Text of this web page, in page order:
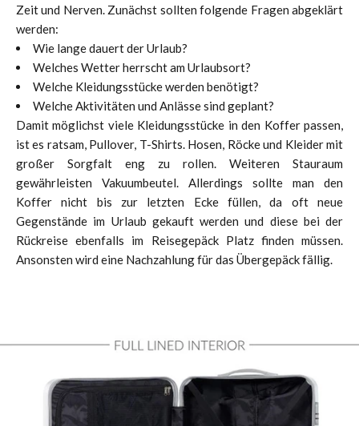
Zeit und Nerven. Zunächst sollten folgende Fragen abgeklärt
werden:
Wie lange dauert der Urlaub?
Welches Wetter herrscht am Urlaubsort?
Welche Kleidungsstücke werden benötigt?
Welche Aktivitäten und Anlässe sind geplant?
Damit möglichst viele Kleidungsstücke in den Koffer passen,
ist es ratsam, Pullover, T-Shirts. Hosen, Röcke und Kleider mit
großer Sorgfalt eng zu rollen. Weiteren Stauraum
gewährleisten Vakuumbeutel. Allerdings sollte man den
Koffer nicht bis zur letzten Ecke füllen, da oft neue
Gegenstände im Urlaub gekauft werden und diese bei der
Rückreise ebenfalls im Reisegepäck Platz finden müssen.
Ansonsten wird eine Nachzahlung für das Übergepäck fällig.